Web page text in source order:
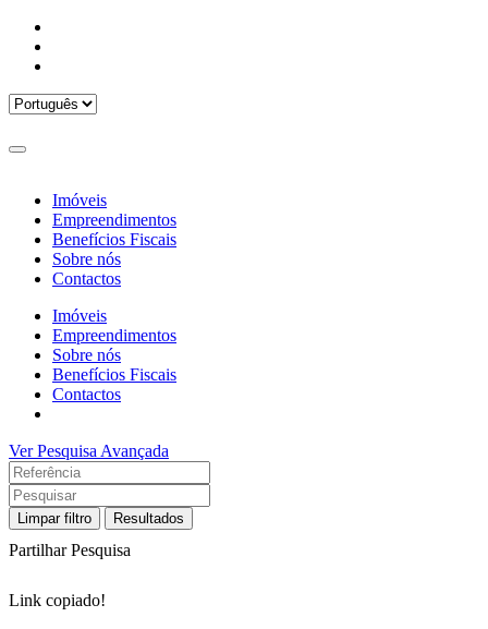
Imóveis
Empreendimentos
Benefícios Fiscais
Sobre nós
Contactos
Imóveis
Empreendimentos
Sobre nós
Benefícios Fiscais
Contactos
Ver Pesquisa Avançada
Limpar filtro Resultados
Partilhar Pesquisa
Link copiado!